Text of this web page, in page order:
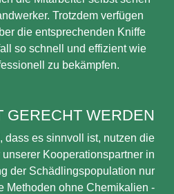
Trotzdem verfügen
die entsprechenden Kniffe
so schnell und effizient wie
zu bekämpfen.
GERECHT WERDEN
dass es sinnvoll ist, nutzen die
Kooperationspartner in
der Schädlingspopulation nur
Methoden ohne Chemikalien -